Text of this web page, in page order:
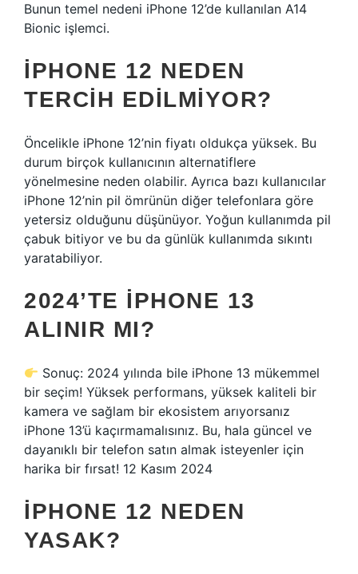
Bunun temel nedeni iPhone 12’de kullanılan A14
Bionic işlemci.
IPHONE 12 NEDEN
TERCIH EDILMIYOR?
Öncelikle iPhone 12’nin fiyatı oldukça yüksek. Bu
durum birçok kullanıcının alternatiflere
yönelmesine neden olabilir. Ayrıca bazı kullanıcılar
iPhone 12’nin pil ömrünün diğer telefonlara göre
yetersiz olduğunu düşünüyor. Yoğun kullanımda pil
çabuk bitiyor ve bu da günlük kullanımda sıkıntı
yaratabiliyor.
2024’TE IPHONE 13
ALINIR MI?
Sonuç: 2024 yılında bile iPhone 13 mükemmel
bir seçim! Yüksek performans, yüksek kaliteli bir
kamera ve sağlam bir ekosistem arıyorsanız
iPhone 13’ü kaçırmamalısınız. Bu, hala güncel ve
dayanıklı bir telefon satın almak isteyenler için
harika bir fırsat! 12 Kasım 2024
IPHONE 12 NEDEN
YASAK?